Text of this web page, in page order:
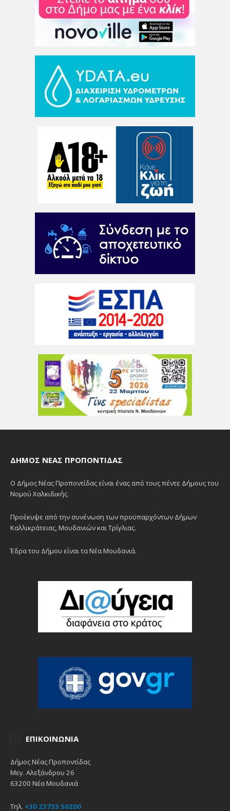
ΔΉΜΟΣ ΝΈΑΣ ΠΡΟΠΟΝΤΊΔΑΣ
Ο Δήμος Νέας Προποντίδας είναι ένας από τους πέντε Δήμους του
Νομού Χαλκιδικής.
Προέκυψε από την συνένωση των προϋπαρχόντων Δήμων
Καλλικράτειας, Μουδανιών και Τρίγλιας.
Έδρα του Δήμου είναι τα Νέα Μουδανιά.
ΕΠΙΚΟΙΝΩΝΊΑ
Δήμος Νέας Προποντίδας
Μεγ. Αλεξάνδρου 26
63200 Νέα Μουδανιά
Τηλ. +30 23733 50200